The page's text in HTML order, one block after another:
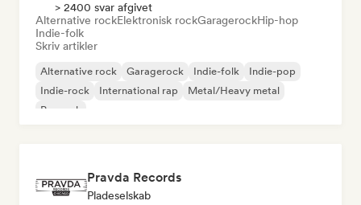
> 2400 svar afgivet
Alternative rockElektronisk rockGaragerockHip-hop
Indie-folk
Skriv artikler
Alternative rock Garagerock Indie-folk
Indie-pop
Indie-rock
International rap
Metal/Heavy metal
Poprock
Pravda Records
Pladeselskab